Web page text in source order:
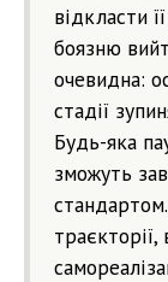
відкласти
боязню
очевидна:
стадії
Будь-яка
зможуть
траєкторії,